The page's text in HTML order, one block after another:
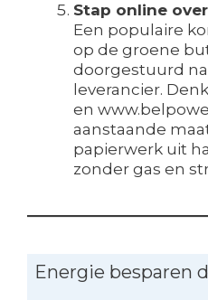
Stap online over
Een populaire
op de groene
doorgestuurd
leverancier.
en
aanstaande
papierwerk uit
zonder gas en
Energie besparen